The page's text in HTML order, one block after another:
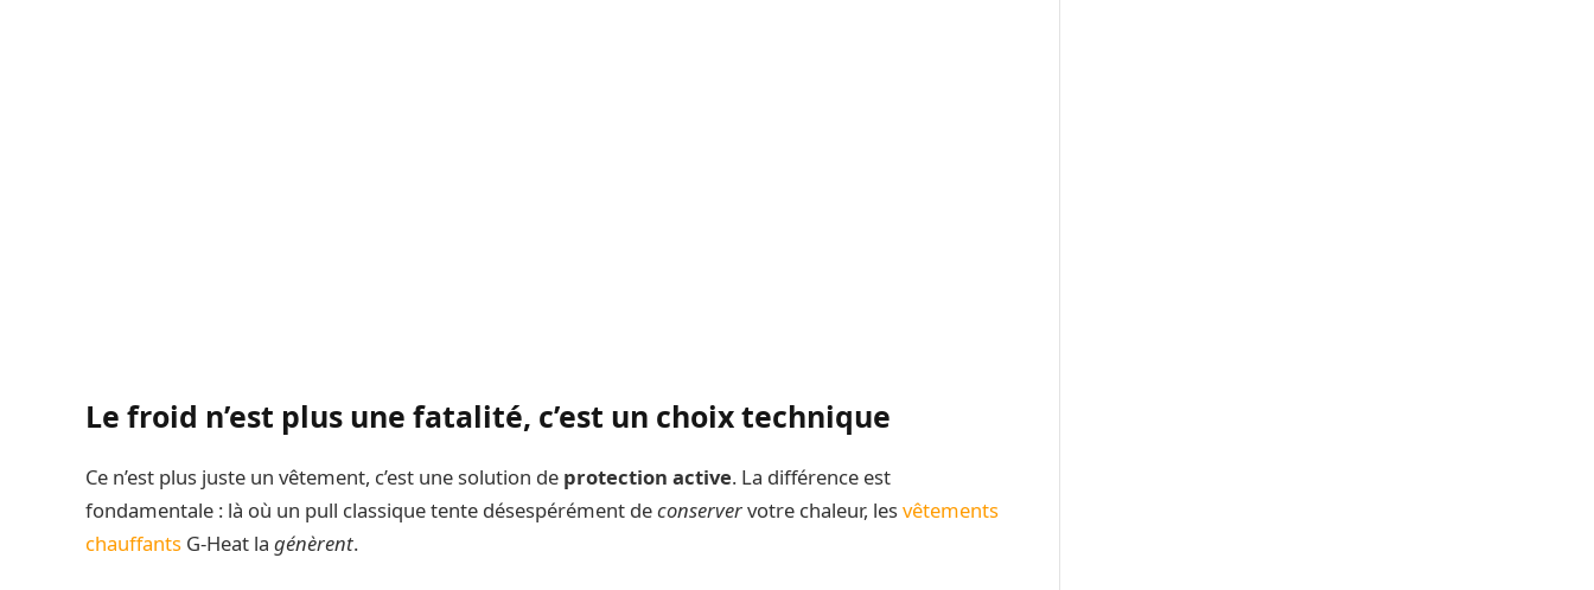
Le froid n’est plus une fatalité, c’est un choix technique
Ce n’est plus juste un vêtement, c’est une solution de protection active. La différence est
fondamentale : là où un pull classique tente désespérément deconservervotre chaleur, lesvêtements
chauffants G-Heat la génèrent.